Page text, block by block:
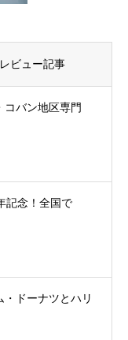
レビュー記事
コバン地区専門
記念！全国で
ドーナツとハリ